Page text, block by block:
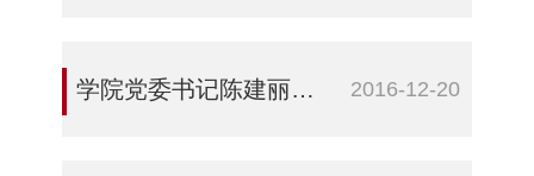
学院党委书记陈建丽与民族同学开展“三进两联一交友”“民族团结一家亲”结对子活动 2016-12-20